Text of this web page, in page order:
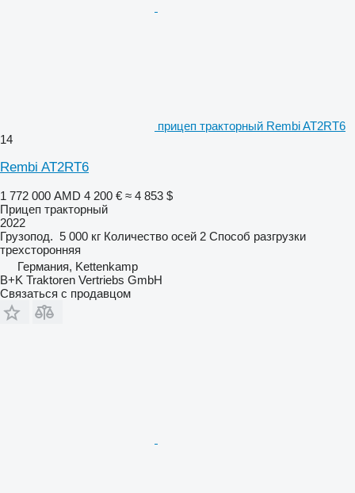
прицеп тракторный Rembi AT2RT6
14
Rembi AT2RT6
1 772 000 AMD 4 200 € ≈ 4 853 $
Прицеп тракторный
2022
Грузопод. 5 000 кг Количество осей 2 Способ разгрузки
трехсторонняя
Германия, Kettenkamp
B+K Traktoren Vertriebs GmbH
Связаться с продавцом